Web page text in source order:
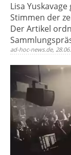
Lisa
Stimmen der
Der Artikel
ad-hoc-news.de,